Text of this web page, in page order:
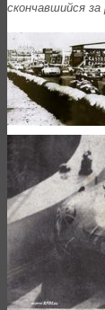
скончавшийся